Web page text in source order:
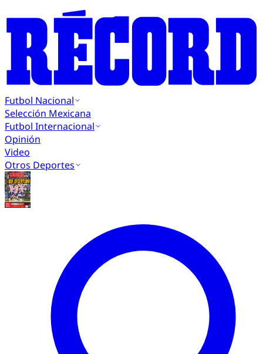
Futbol Nacional
Selección Mexicana
Futbol Internacional
Opinión
Video
Otros Deportes